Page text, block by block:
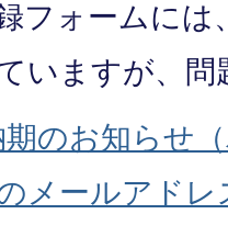
フォームに
いますが、問
期のお知らせ
のメールアド